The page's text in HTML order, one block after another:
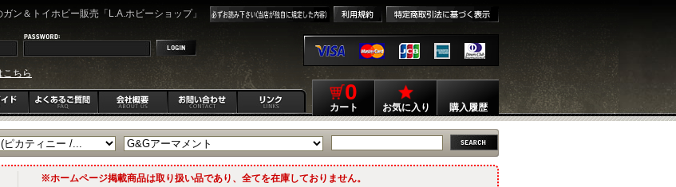
ン＆トイホビー販売「L.A.ホビーショップ」
こちら
0
カート お気に入り 購入履歴
ホームページ掲載商品は取り扱い品であり、全てを在庫しておりません。